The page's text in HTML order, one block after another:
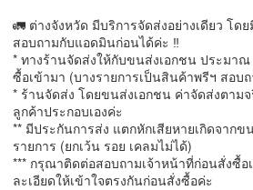
🚛 ต่างจังหวัด มีบริการจัดส่งอย่างเดียว โด
สอบถามกับแอดมินก่อนได้ค่ะ ‼️
* ทางร้านจัดส่งให้กับขนส่งเอกชน ประมา
ซื้อเข้ามา (บางรายการเป็นสินค้าพรีฯ สอบ
* ร้านจัดส่ง โดยขนส่งเอกชน ค่าจัดส่งตาม
ลูกค้าประกอบเองค่ะ
** มีประกันการส่ง แตกหักเสียหายเกิดจาก
รายการ (ยกเว้น รอย เคลมไม่ได้)
*** กรุณาติดต่อสอบถามเจ้าหน้าที่ก่อนสั่งซื้อ
ละเอียดให้เข้าใจตรงกันก่อนสั่งซื้อค่ะ